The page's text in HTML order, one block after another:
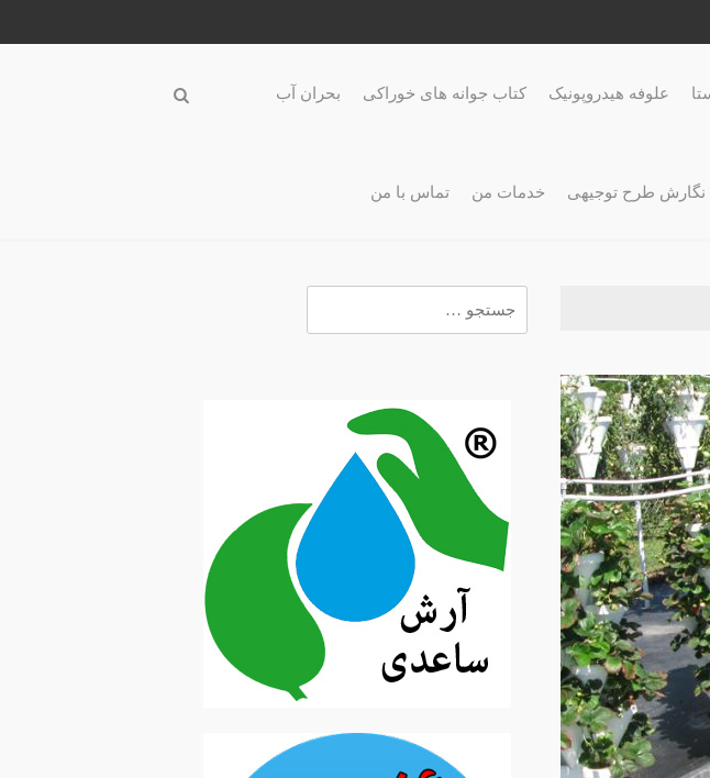
علوفه هیدروپونیک کتاب جوانه های خوراکی بحران آب
نگارش طرح توجیهی خدمات من تماس با من
برای: